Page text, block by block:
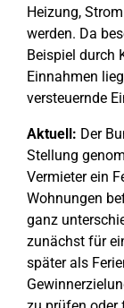
Heizung,
werden. Da
Beispiel durch
Einnahmen
versteuernde
Aktuell: Der
Stellung
Vermieter ein
Wohnungen
ganz
zunächst für
später als